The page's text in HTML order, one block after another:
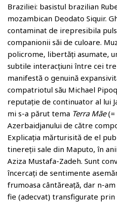
Braziliei: basistul brazilian
mozambican Deodato Siquir.
contaminat de irepresibila
companionii săi de culoare.
policrome, libertăți asumate,
subtile interacțiuni între cei
manifestă o genuină
compatriotul său Michael
reputație de continuator al lui
mi s-a părut tema Terra Mãe(=
Azerbaidjanului de către
Explicația mărturisită de el
tinereții sale din Maputo, în
Aziza Mustafa-Zadeh. Sunt
încercați de sentimente
frumoasa cântăreață, dar n-
fie (adecvat) transfigurate prin